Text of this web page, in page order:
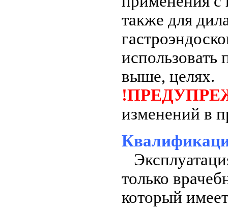
также для
выше, целях.
изменений в
только
который